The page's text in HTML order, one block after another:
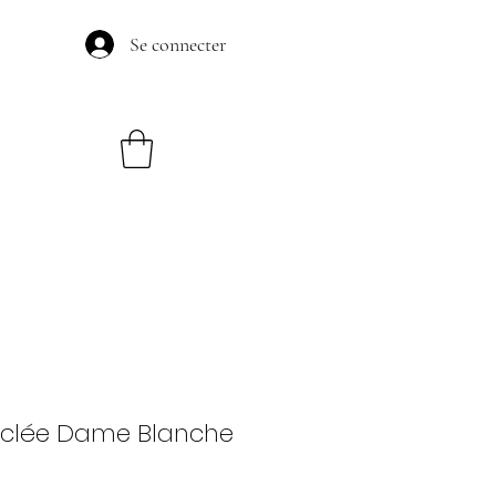
Se connecter
Dame Blanche